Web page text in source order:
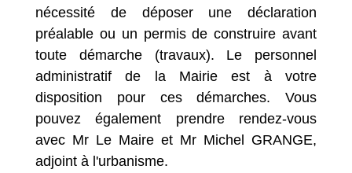
nécessité de déposer une déclaration
préalable ou un permis de construire avant
toute démarche (travaux). Le personnel
administratif de la Mairie est à votre
disposition pour ces démarches. Vous
pouvez également prendre rendez-vous
avec Mr Le Maire et Mr Michel GRANGE,
adjoint à l'urbanisme.